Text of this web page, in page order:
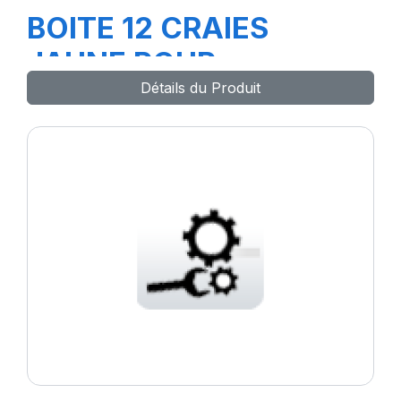
BOITE 12 CRAIES
JAUNE POUR
CAOUTCHOUC
Détails du Produit